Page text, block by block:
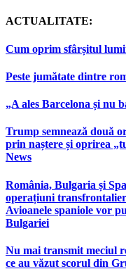
ACTUALITATE:
Cum oprim sfârșitul
Peste jumătate dintre
„A ales Barcelona și nu
Trump semnează două
prin naștere și oprirea
News
România, Bulgaria și
operațiuni
Avioanele spaniole vor
Bulgariei
Nu mai transmit meciul
ce au văzut scorul din